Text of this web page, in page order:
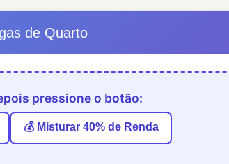
de Quarto
pressione o botão:
💰 Misturar 40% de Renda